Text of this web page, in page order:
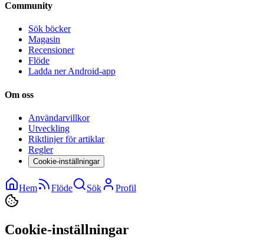
Community
Sök böcker
Magasin
Recensioner
Flöde
Ladda ner Android-app
Om oss
Användarvillkor
Utveckling
Riktlinjer för artiklar
Regler
Cookie-inställningar
Hem Flöde Sök Profil
Cookie-inställningar